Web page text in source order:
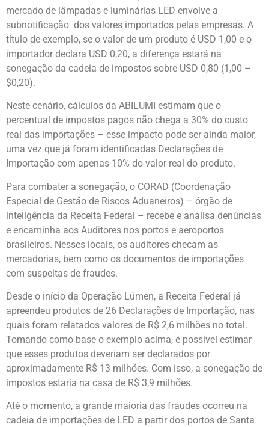
mercado de lâmpadas e luminárias LED envolve a
subnotificação dos valores importados pelas empresas. A
título de exemplo, se o valor de um produto é USD 1,00 e o
importador declara USD 0,20, a diferença estará na
sonegação da cadeia de impostos sobre USD 0,80 (1,00 –
$0,20).
Neste cenário, cálculos da ABILUMI estimam que o
percentual de impostos pagos não chega a 30% do custo
real das importações – esse impacto pode ser ainda maior,
uma vez que já foram identificadas Declarações de
Importação com apenas 10% do valor real do produto.
Para combater a sonegação, o CORAD (Coordenação
Especial de Gestão de Riscos Aduaneiros) – órgão de
inteligência da Receita Federal – recebe e analisa denúncias
e encaminha aos Auditores nos portos e aeroportos
brasileiros. Nesses locais, os auditores checam as
mercadorias, bem como os documentos de importações
com suspeitas de fraudes.
Desde o início da Operação Lúmen, a Receita Federal já
apreendeu produtos de 26 Declarações de Importação, nas
quais foram relatados valores de R$ 2,6 milhões no total.
Tomando como base o exemplo acima, é possível estimar
que esses produtos deveriam ser declarados por
aproximadamente R$ 13 milhões. Com isso, a sonegação de
impostos estaria na casa de R$ 3,9 milhões.
Até o momento, a grande maioria das fraudes ocorreu na
cadeia de importações de LED a partir dos portos de Santa